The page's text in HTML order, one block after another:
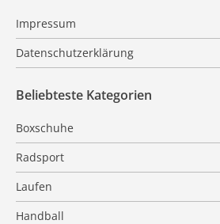
Impressum
Datenschutzerklärung
Beliebteste Kategorien
Boxschuhe
Radsport
Laufen
Handball